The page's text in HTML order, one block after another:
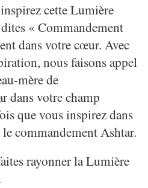
cette Lumière
« Commandement
dans votre cœur. Avec
nous faisons appel
mère de
dans votre champ
que vous inspirez dans
commandement Ashtar.
rayonner la Lumière